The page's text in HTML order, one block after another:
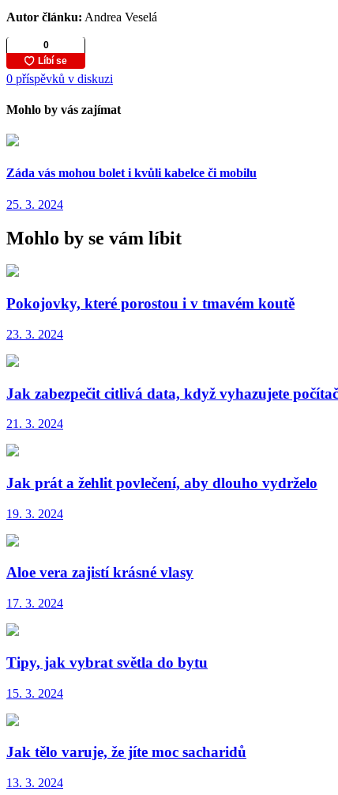
Autor článku: Andrea Veselá
0 příspěvků v diskuzi
Mohlo by vás zajímat
Záda vás mohou bolet i kvůli kabelce či mobilu
25. 3. 2024
Mohlo by se vám líbit
Pokojovky, které porostou i v tmavém koutě
23. 3. 2024
Jak zabezpečit citlivá data, když vyhazujete počítač
21. 3. 2024
Jak prát a žehlit povlečení, aby dlouho vydrželo
19. 3. 2024
Aloe vera zajistí krásné vlasy
17. 3. 2024
Tipy, jak vybrat světla do bytu
15. 3. 2024
Jak tělo varuje, že jíte moc sacharidů
13. 3. 2024